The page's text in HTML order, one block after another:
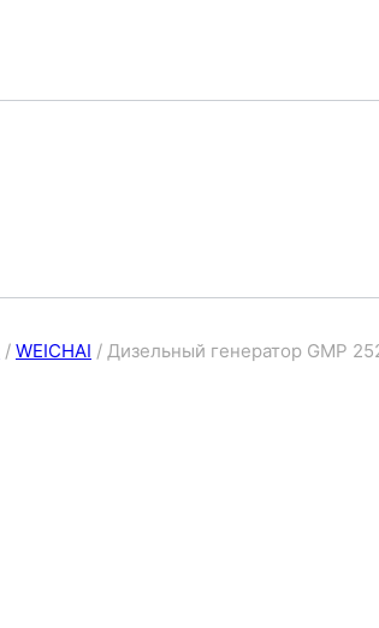
/ WEICHAI / Дизельный генератор GMP